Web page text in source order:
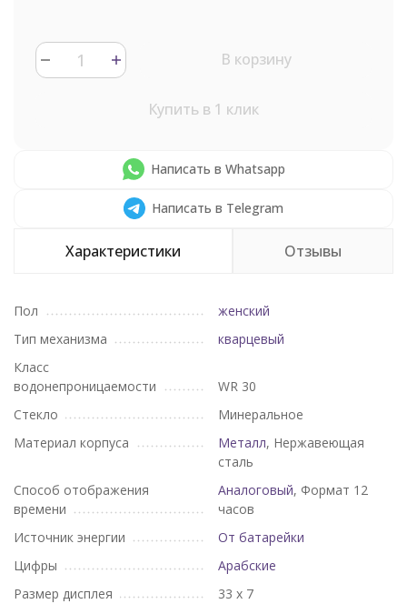
В корзину
Купить в 1 клик
Написать в Whatsapp
Написать в Telegram
Характеристики Отзывы
Пол
женский
Тип механизма
кварцевый
Класс
водонепроницаемости
WR 30
Стекло
Минеральное
Материал корпуса
Металл, Нержавеющая
сталь
Способ отображения
времени
Аналоговый, Формат 12
часов
Источник энергии
От батарейки
Цифры
Арабские
Размер дисплея
33 х 7